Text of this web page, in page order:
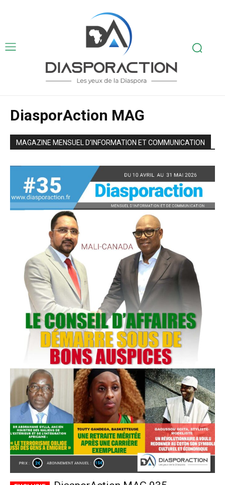
DiasporAction MAG
MAGAZINE MENSUEL D’INFORMATION ET COMMUNICATION